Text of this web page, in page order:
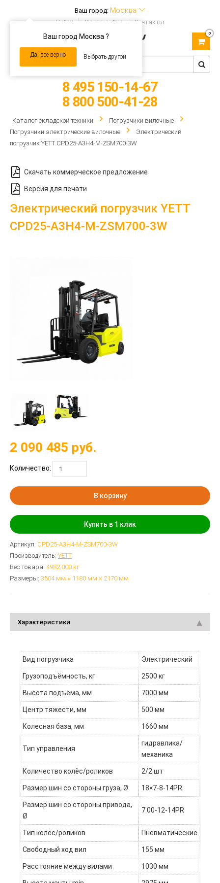
Ваш город: Москва
Ваш город Москва ?
Да, все верно Выбрать другой
Войти Карта сайта Контакты
navigation
0
8 495 150-14-67
8 800 500-41-28
Каталог складской техники
Погрузчики вилочные
Погрузчики электрические вилочные
Электрический
погрузчик YETT CPD25-A3H4-M-ZSM700-3W
Скачать коммерческое предложение
Версия для печати
Электрический погрузчик YETT
CPD25-A3H4-M-ZSM700-3W
2 090 485 руб.
Количество:
В корзину
Купить в 1 клик
Артикул: CPD25-A3H4-M-ZSM700-3W
Производитель: YETT
Вес товара: 4982.000 кг
Размеры: 3504 мм × 1180 мм × 2170 мм
Характеристики
Вид погрузчика Электрический
Грузоподъёмность, кг 2500 кг
Высота подъёма, мм 7000 мм
Центр тяжести, мм 500 мм
Колесная база, мм 1660 мм
Тип управления
гидравлика/
механика
Количество колёс/роликов 2/2 шт
Размер шин со стороны груза, Ø 18×7-8-14PR
Размер шин со стороны привода,
Ø
7.00-12-14PR
Тип колёс/роликов Пневматические
Свободный ход вил 155 мм
Расстояние между вилами 1030 мм